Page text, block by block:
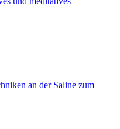
an der Saline zum